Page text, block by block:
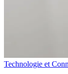
Technologie et